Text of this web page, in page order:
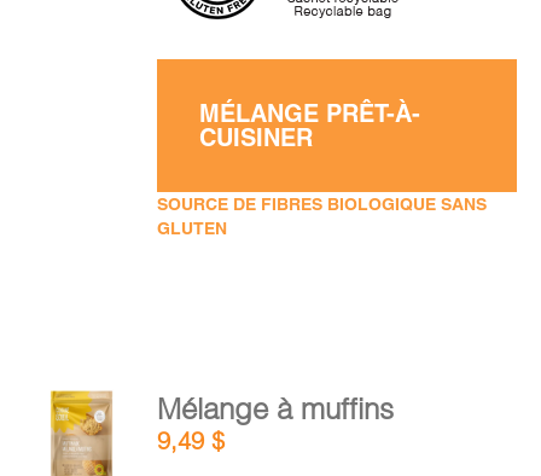
MÉLANGE PRÊT-À-
CUISINER
SOURCE DE FIBRES BIOLOGIQUE SANS
GLUTEN
AJOUTER
AU
PANIER
Mélange à muffins
9,49$